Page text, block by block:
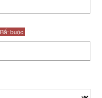
Bắt buộc